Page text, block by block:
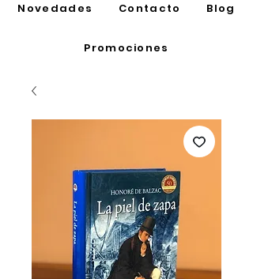
Novedades Contacto Blog
Promociones